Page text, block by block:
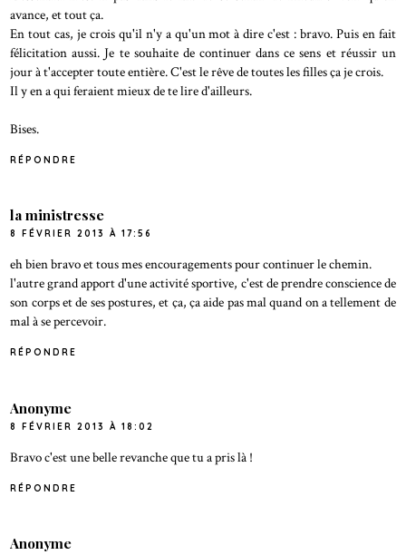
avance, et tout ça.
En tout cas, je crois qu'il n'y a qu'un mot à dire c'est : bravo. Puis en fait
félicitation aussi. Je te souhaite de continuer dans ce sens et réussir un
jour à t'accepter toute entière. C'est le rêve de toutes les filles ça je crois.
Il y en a qui feraient mieux de te lire d'ailleurs.
Bises.
RÉPONDRE
la ministresse
8 FÉVRIER 2013 À 17:56
eh bien bravo et tous mes encouragements pour continuer le chemin.
l'autre grand apport d'une activité sportive, c'est de prendre conscience de
son corps et de ses postures, et ça, ça aide pas mal quand on a tellement de
mal à se percevoir.
RÉPONDRE
Anonyme
8 FÉVRIER 2013 À 18:02
Bravo c'est une belle revanche que tu a pris là !
RÉPONDRE
Anonyme